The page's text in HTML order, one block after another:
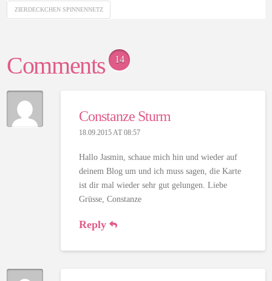
ZIERDECKCHEN SPINNENNETZ
Comments 14
Constanze Sturm
18.09.2015 AT 08:57
Hallo Jasmin, schaue mich hin und wieder auf
deinem Blog um und ich muss sagen, die Karte
ist dir mal wieder sehr gut gelungen. Liebe
Grüsse, Constanze
Reply